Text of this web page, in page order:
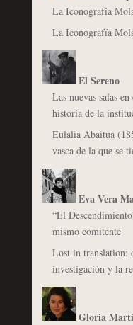
La Iconografía
La Iconografía
El Sereno
Las nuevas salas
historia de la
Eulalia Abaitua
vasca de la que se
Eva Vera
“El
mismo comitente
Lost in translation:
investigación y la
Gloria